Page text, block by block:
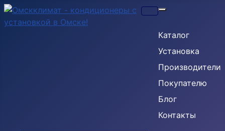
Каталог
Установка
Производители
Покупателю
Блог
Контакты